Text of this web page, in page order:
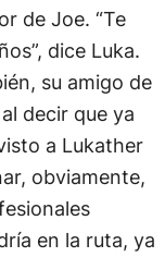
de Joe. “Te
dice Luka.
su amigo de
decir que ya
a Lukather
obviamente,
en la ruta, ya